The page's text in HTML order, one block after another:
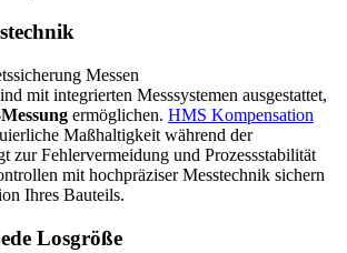
mit integrierten Messsystemen ausgestattet,
ermöglichen. HMS Kompensation
Maßhaltigkeit während der
zur Fehlervermeidung und Prozessstabilität
mit hochpräziser Messtechnik sichern
Ihres Bauteils.
Losgröße